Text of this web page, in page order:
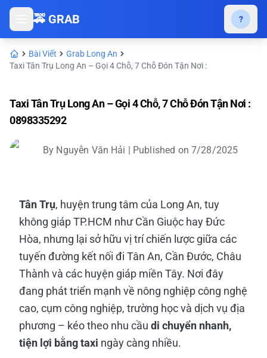
🚕 GRAB ?
Bài Viết
Grab Long An
Taxi Tân Trụ Long An – Gọi 4 Chỗ, 7 Chỗ Đón Tận Nơi :
Taxi Tân Trụ Long An – Gọi 4 Chỗ, 7 Chỗ Đón Tận Nơi :
0898335292
By Nguyễn Văn Hải | Published on 7/28/2025
Tân Trụ, huyện trung tâm của Long An, tuy
không giáp TP.HCM như Cần Giuộc hay Đức
Hòa, nhưng lại sở hữu vị trí chiến lược giữa các
tuyến đường kết nối đi Tân An, Cần Đước, Châu
Thành và các huyện giáp miền Tây. Nơi đây
đang phát triển mạnh về nông nghiệp công nghệ
cao, cụm công nghiệp, trường học và dịch vụ địa
phương – kéo theo nhu cầu di chuyển nhanh,
tiện lợi bằng taxi ngày càng nhiều.